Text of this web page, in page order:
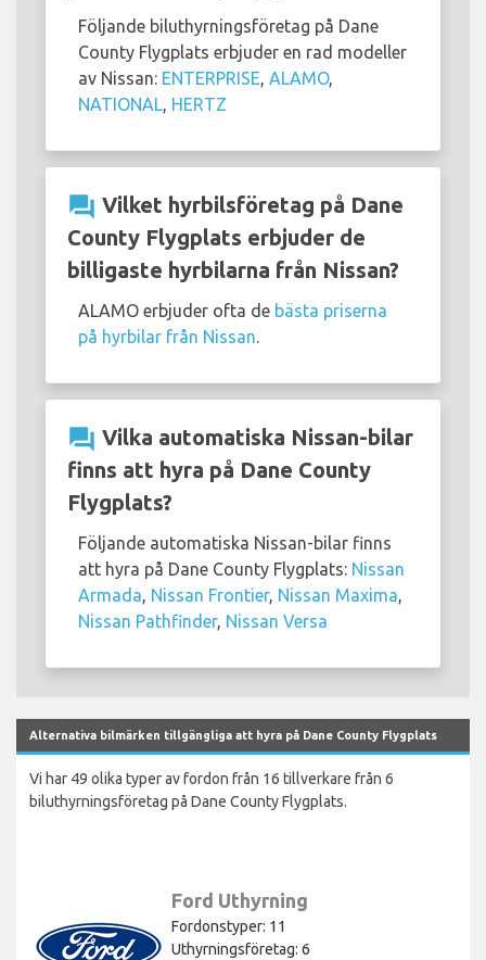
Följande biluthyrningsföretag på Dane
County Flygplats erbjuder en rad modeller
av Nissan: ENTERPRISE, ALAMO,
NATIONAL, HERTZ
question_answer Vilket hyrbilsföretag på Dane
County Flygplats erbjuder de
billigaste hyrbilarna från Nissan?
ALAMO erbjuder ofta de bästa priserna
på hyrbilar från Nissan.
question_answer Vilka automatiska Nissan-bilar
finns att hyra på Dane County
Flygplats?
Följande automatiska Nissan-bilar finns
att hyra på Dane County Flygplats: Nissan
Armada, Nissan Frontier, Nissan Maxima,
Nissan Pathfinder, Nissan Versa
Alternativa bilmärken tillgängliga att hyra på Dane County Flygplats
Vi har 49 olika typer av fordon från 16 tillverkare från 6
biluthyrningsföretag på Dane County Flygplats.
Ford Uthyrning
Fordonstyper: 11
Uthyrningsföretag: 6